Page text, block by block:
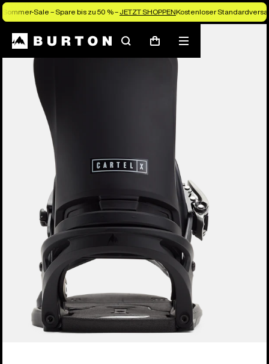
Sommer-Sale – Spare bis zu 50 % – JETZT SHOPPENKostenloser
SuchenWarenkorb
Menü
Die Experten von Burton erklären es dir